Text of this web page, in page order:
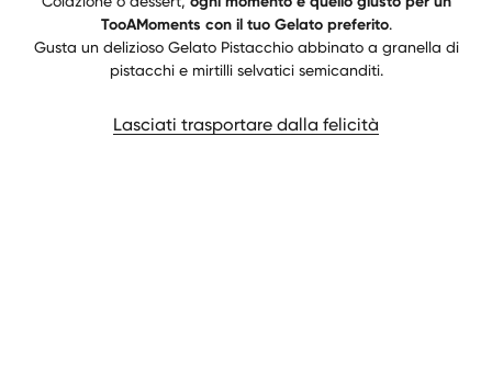
TooAMoments con il tuo Gelato preferito.
Gusta un delizioso Gelato Pistacchio abbinato a granella di
pistacchi e mirtilli selvatici semicanditi.
Lasciati trasportare dalla felicità